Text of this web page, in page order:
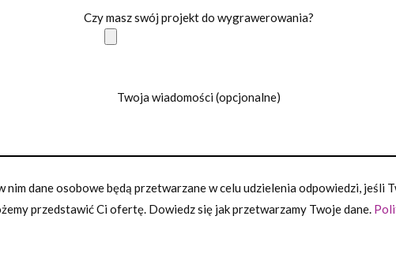
Czy masz swój projekt do wygrawerowania?
Twoja wiadomości (opcjonalne)
nim dane osobowe będą przetwarzane w celu udzielenia odpowiedzi, jeśli
przedstawić Ci ofertę. Dowiedz się jak przetwarzamy Twoje dane.